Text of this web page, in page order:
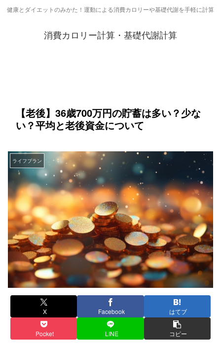
健康とダイエットのみかた！運動による消費カロリーや基礎代謝を手軽に計算
消費カロリー計算・基礎代謝計算
【老後】36歳700万円の貯蓄は多い？少な
い？平均と老後資金について
ライフプラン
X Facebook はてブ
Pocket LINE コピー